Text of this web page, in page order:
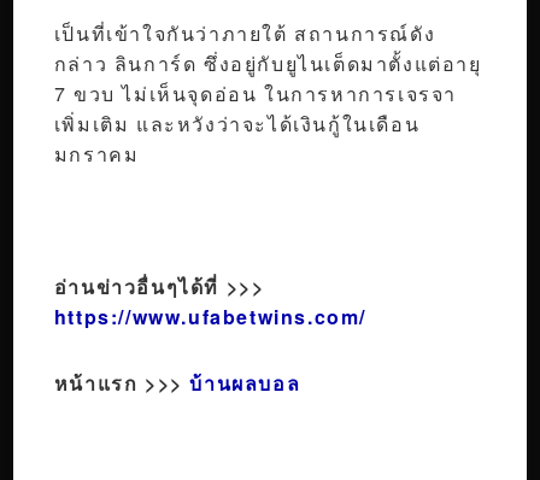
เป็นที่เข้าใจกันว่าภายใต้ สถานการณ์ดัง
กล่าว ลินการ์ด ซึ่งอยู่กับยูไนเต็ดมาตั้งแต่อายุ
7 ขวบ ไม่เห็นจุดอ่อน ในการหาการเจรจา
เพิ่มเติม และหวังว่าจะได้เงินกู้ในเดือน
มกราคม
อ่านข่าวอื่นๆได้ที่ >>>
https://www.ufabetwins.com/
หน้าแรก >>>บ้านผลบอล